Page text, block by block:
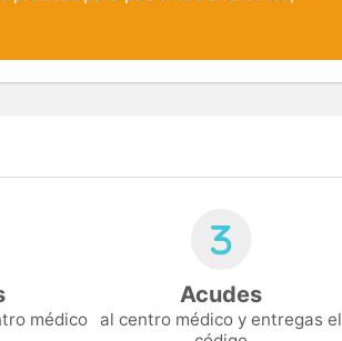
médico
Acudes
al centro médico y entregas el